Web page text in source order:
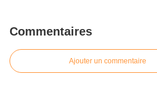
Commentaires
Ajouter un commentaire